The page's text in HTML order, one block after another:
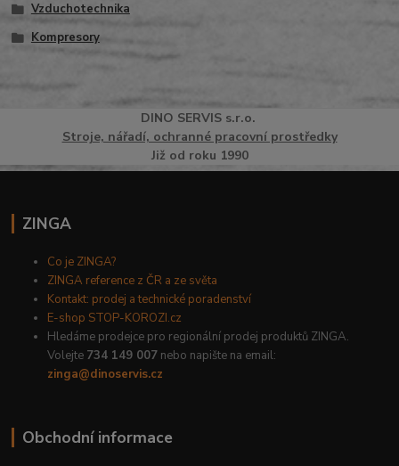
Vzduchotechnika
Kompresory
DINO SERVISs.r.o.
Stroje, nářadí, ochranné pracovní prostředky
Již od roku 1990
ZINGA
Co je ZINGA?
ZINGA reference z ČR a ze světa
Kontakt: prodej a technické poradenství
E-shop STOP-KOROZI.cz
Hledáme prodejce pro regionální prodej produktů ZINGA.
Volejte 734 149 007 nebo napište na email:
zinga@dinoservis.cz
Obchodní informace